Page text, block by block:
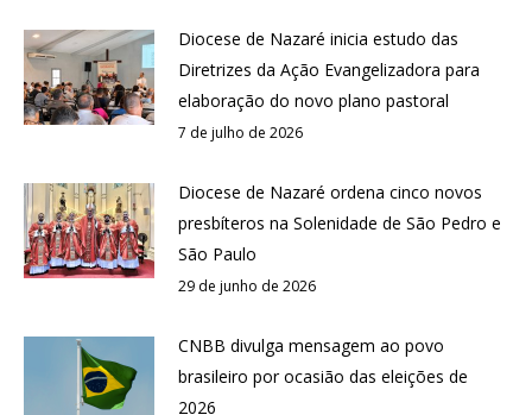
Diocese de Nazaré inicia estudo das
Diretrizes da Ação Evangelizadora para
elaboração do novo plano pastoral
7 de julho de 2026
Diocese de Nazaré ordena cinco novos
presbíteros na Solenidade de São Pedro e
São Paulo
29 de junho de 2026
CNBB divulga mensagem ao povo
brasileiro por ocasião das eleições de
2026